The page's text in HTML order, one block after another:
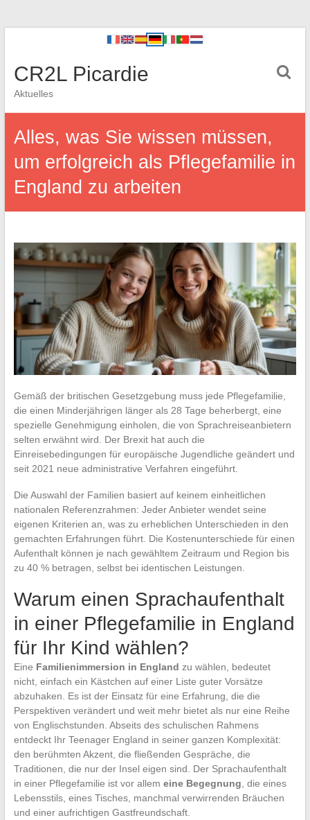
CR2L Picardie
Aktuelles
Alles, was Sie wissen müssen,
um erfolgreich als Pflegefamilie in
England zu arbeiten
Gemäß der britischen Gesetzgebung muss jede Pflegefamilie,
die einen Minderjährigen länger als 28 Tage beherbergt, eine
spezielle Genehmigung einholen, die von Sprachreiseanbietern
selten erwähnt wird. Der Brexit hat auch die
Einreisebedingungen für europäische Jugendliche geändert und
seit 2021 neue administrative Verfahren eingeführt.
Die Auswahl der Familien basiert auf keinem einheitlichen
nationalen Referenzrahmen: Jeder Anbieter wendet seine
eigenen Kriterien an, was zu erheblichen Unterschieden in den
gemachten Erfahrungen führt. Die Kostenunterschiede für einen
Aufenthalt können je nach gewähltem Zeitraum und Region bis
zu 40 % betragen, selbst bei identischen Leistungen.
Warum einen Sprachaufenthalt
in einer Pflegefamilie in England
für Ihr Kind wählen?
Eine Familienimmersion in England zu wählen, bedeutet
nicht, einfach ein Kästchen auf einer Liste guter Vorsätze
abzuhaken. Es ist der Einsatz für eine Erfahrung, die die
Perspektiven verändert und weit mehr bietet als nur eine Reihe
von Englischstunden. Abseits des schulischen Rahmens
entdeckt Ihr Teenager England in seiner ganzen Komplexität:
den berühmten Akzent, die fließenden Gespräche, die
Traditionen, die nur der Insel eigen sind. Der Sprachaufenthalt
in einer Pflegefamilie ist vor allem eine Begegnung , die eines
Lebensstils, eines Tisches, manchmal verwirrenden Bräuchen
und einer aufrichtigen Gastfreundschaft.